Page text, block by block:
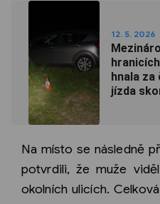
12. 5. 2026
hnala za
jízda
Na místo se následně
potvrdili, že muže
okolních ulicích.